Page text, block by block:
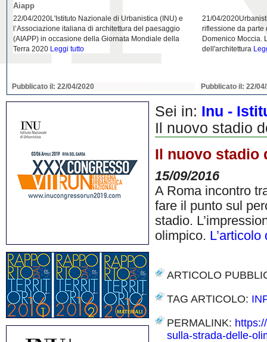
Aiapp
22/04/2020L'Istituto Nazionale di Urbanistica (INU) e
l’Associazione italiana di architettura del paesaggio
(AIAPP) in occasione della Giornata Mondiale della
Terra 2020 Leggi tutto
Pubblicato il: 22/04/2020
21/04/
riflessione da parte
Domenico Moccia.
dell'architettura
Pubblicato il: 22/
Sei in: Inu -
Il nuovo stadio
Il nuovo stadio
15/09/2016
A Roma incontro
fare il punto sul
stadio.
olimpico.
ARTICOLO
TAG ARTICOLO:
PERMALINK:
sulla-strada-delle-